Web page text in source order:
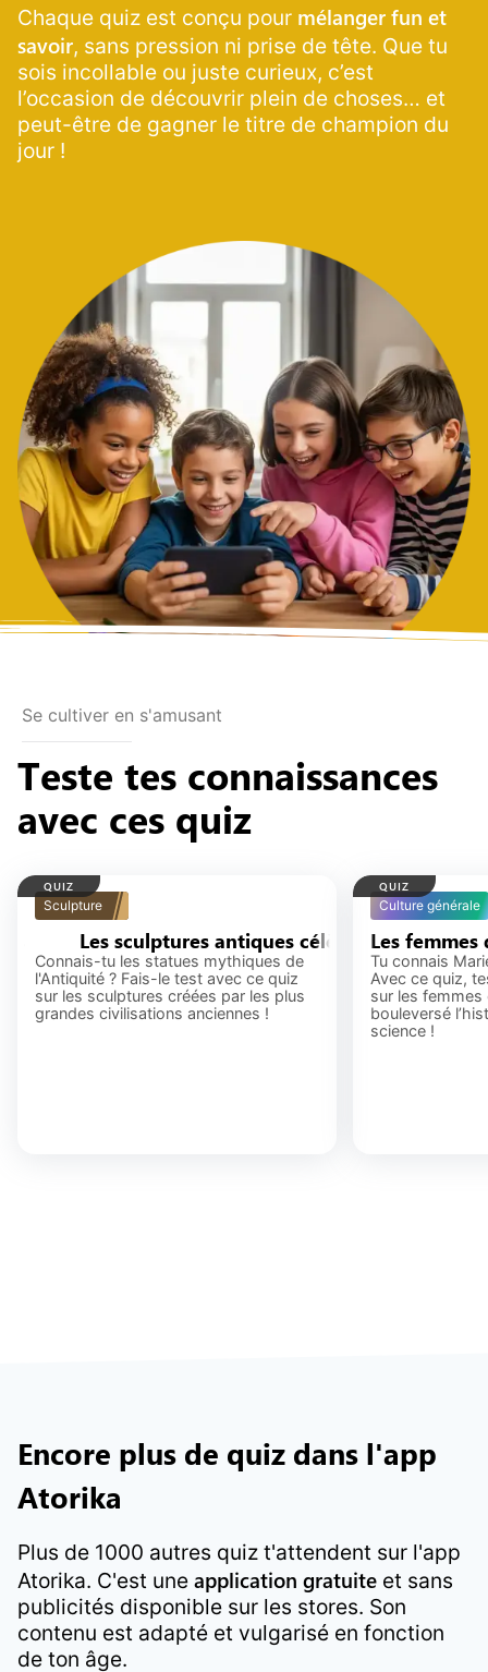
Chaque quiz est conçu pour mélanger fun et
savoir, sans pression ni prise de tête. Que tu
sois incollable ou juste curieux, c’est
l’occasion de découvrir plein de choses… et
peut-être de gagner le titre de champion du
jour !
Se cultiver en s'amusant
Teste tes connaissances
avec ces quiz
QUIZ
Sculpture
Les sculptures antiques célèbres
Connais-tu les statues mythiques de
l'Antiquité ? Fais-le test avec ce quiz
sur les sculptures créées par les plus
grandes civilisations anciennes !
QUIZ
Culture générale
Les femmes
Tu connais
Avec ce quiz,
sur les femmes
bouleversé
science !
Encore plus de quiz dans l'app
Atorika
Plus de 1000 autres quiz t'attendent sur l'app
Atorika. C'est une application gratuite et sans
publicités disponible sur les stores. Son
contenu est adapté et vulgarisé en fonction
de ton âge.